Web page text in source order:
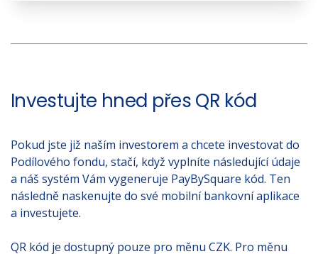
Investujte hned přes QR kód
Pokud jste již naším investorem a chcete investovat do
Podílového fondu, stačí, když vyplníte následující údaje
a náš systém Vám vygeneruje PayBySquare kód. Ten
následně naskenujte do své mobilní bankovní aplikace
a investujete.
QR kód je dostupný pouze pro měnu CZK. Pro měnu